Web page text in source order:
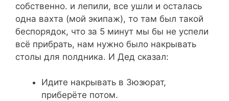
собственно. и лепили, все ушли и осталась
одна вахта (мой экипаж), то там был такой
беспорядок, что за 5 минут мы бы не успели
всё прибрать, нам нужно было накрывать
столы для полдника. И Дед сказал:
Идите накрывать в Зюзюрат,
приберёте потом.